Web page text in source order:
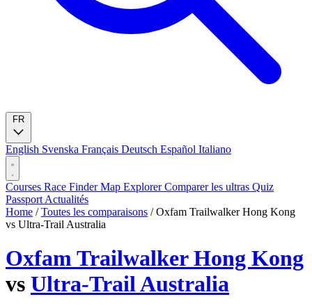
English Svenska Français Deutsch Español Italiano
Courses Race FinderMap ExplorerComparer les ultras Quiz
Passport Actualités
Home / Toutes les comparaisons / Oxfam Trailwalker Hong Kong
vs Ultra-Trail Australia
Oxfam Trailwalker Hong Kong
vs Ultra-Trail Australia